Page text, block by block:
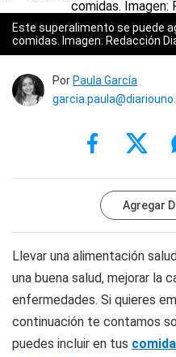
Este superalimento se puede
comidas. Imagen: Redacción
Por Paula García
Agregar
Llevar una alimentación
una buena salud, mejorar la
enfermedades. Si quieres
continuación te contamos
puedes incluir en tus